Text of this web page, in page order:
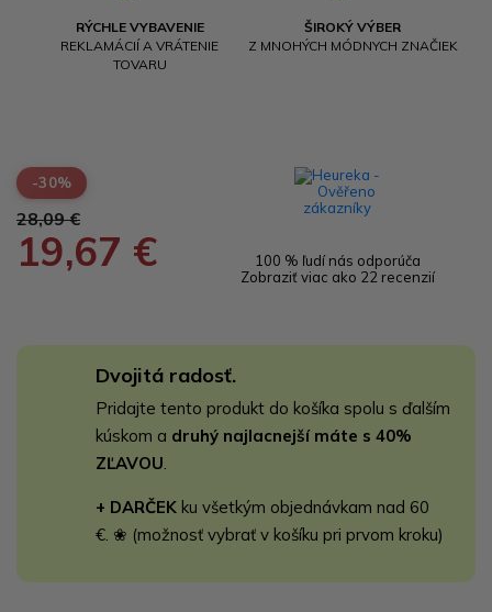
RÝCHLE VYBAVENIE
REKLAMÁCIÍ A VRÁTENIE
TOVARU
ŠIROKÝ VÝBER
Z MNOHÝCH MÓDNYCH ZNAČIEK
-30%
28,09 €
19,67 €
100 % ľudí nás odporúča
Zobraziť viac ako 22 recenzií
Dvojitá radosť.
Pridajte tento produkt do košíka spolu s ďalším
kúskom a druhý najlacnejší máte s 40%
ZĽAVOU
+ DARČEK ku všetkým objednávkam nad 60
€. ❀ (možnosť vybrať v košíku pri prvom kroku)